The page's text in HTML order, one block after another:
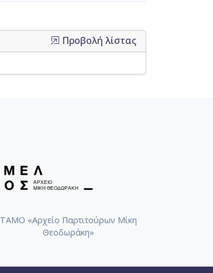
Προβολή λίστας
ΤΑΜΟ «Αρχείο Παρτιτούρων Μίκη
Θεοδωράκη»